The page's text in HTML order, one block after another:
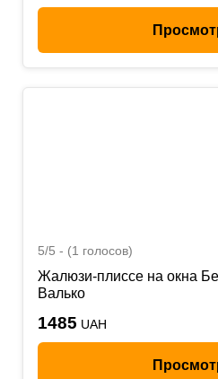
5/5 - (1 голосов)
Жалюзи-плиссе на окна
Валько
1485 UAH